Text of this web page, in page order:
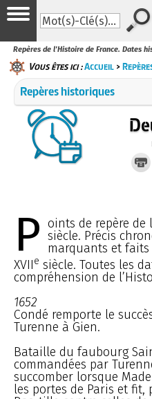
Repères de l'Histoire de France. Dates
Vous êtes ici :Accueil >
Repères historiques
P oints de repère de
siècle. Précis
marquants et
XVIIe siècle. Toutes les
compréhension de
1652
Condé remporte le
Turenne à Gien.
Bataille du faubourg
commandées par
succomber lorsque
les portes de Paris et